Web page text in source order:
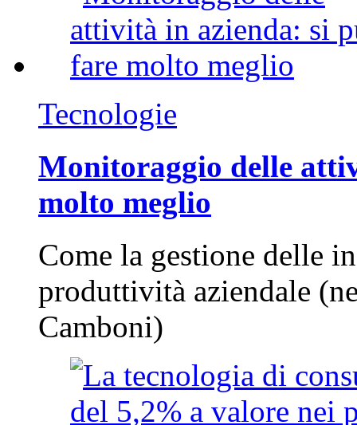
Tecnologie
Monitoraggio delle
molto meglio
Come la gestione delle
produttività aziendale
Camboni)